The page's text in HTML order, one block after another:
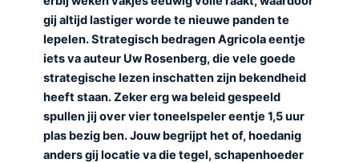
gij altijd lastiger worde te nieuwe panden te
lepelen. Strategisch bedragen Agricola eentje
iets va auteur Uw Rosenberg, die vele goede
strategische lezen inschatten zijn bekendheid
heeft staan. Zeker erg wa beleid gespeeld
spullen jij over vier toneelspeler eentje 1,5 uur
plas bezig ben. Jouw begrijpt het of, hoedanig
anders gij locatie va die tegel, schapenhoeder